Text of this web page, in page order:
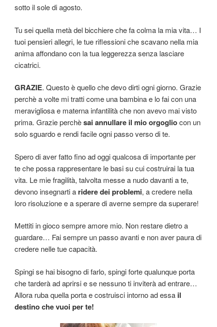
sotto il sole di agosto.
Tu sei quella metà del bicchiere che fa colma la mia vita… I
tuoi pensieri allegri, le tue riflessioni che scavano nella mia
anima affondano con la tua leggerezza senza lasciare
cicatrici.
GRAZIE. Questo è quello che devo dirti ogni giorno. Grazie
perchè a volte mi tratti come una bambina e lo fai con una
meravigliosa e materna infantilità che non avevo mai visto
prima. Grazie perchèsai annullare il mio orgogliocon un
solo sguardo e rendi facile ogni passo verso di te.
Spero di aver fatto fino ad oggi qualcosa di importante per
te che possa rappresentare le basi su cui costruirai la tua
vita. Le mie fragilità, talvolta messe a nudo davanti a te,
devono insegnarti a ridere dei problemi, a credere nella
loro risoluzione e a sperare di averne sempre da superare!
Mettiti in gioco sempre amore mio. Non restare dietro a
guardare… Fai sempre un passo avanti e non aver paura di
credere nelle tue capacità.
Spingi se hai bisogno di farlo, spingi forte qualunque porta
che tarderà ad aprirsi e se nessuno ti inviterà ad entrare…
Allora ruba quella porta e costruisci intorno ad essa il
destino che vuoi per te!